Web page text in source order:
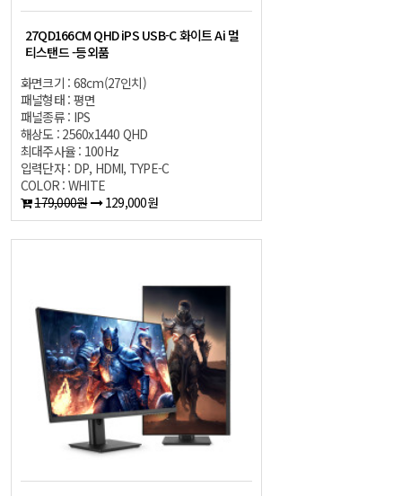
27QD166CM QHD iPS USB-C 화이트 Ai 멀
티스탠드 -등외품
화면크기 : 68cm(27인치)
패널형태 : 평면
패널종류 : IPS
해상도 : 2560x1440 QHD
최대주사율 : 100Hz
입력단자 : DP, HDMI, TYPE-C
COLOR : WHITE
179,000원
129,000원